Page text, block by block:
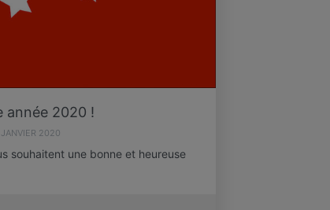
année 2020 !
2020
souhaitent une bonne et heureuse